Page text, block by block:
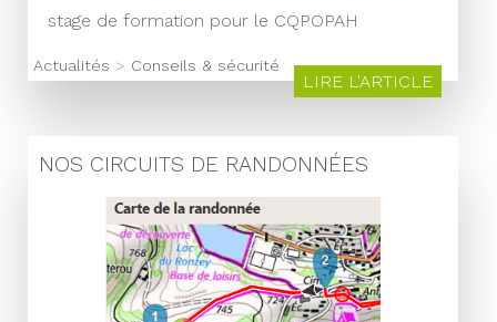
stage de formation pour le CQPOPAH
Actualités > Conseils & sécurité
LIRE L'ARTICLE
NOS CIRCUITS DE RANDONNÉES